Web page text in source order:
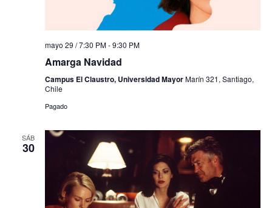
mayo 29 / 7:30 PM-9:30 PM
Amarga Navidad
Campus El Claustro, Universidad MayorMarín 321, Santiago,
Chile
Pagado
SÁB
30